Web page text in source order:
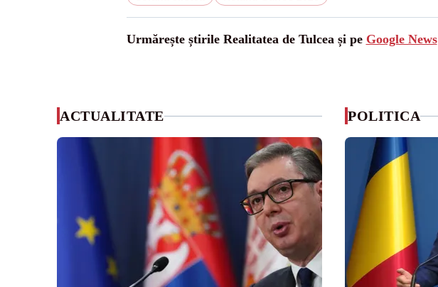
Urmărește știrile Realitatea de Tulcea și pe Google News
ACTUALITATE POLITICA